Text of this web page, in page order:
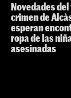
Novedades
crimen de
esperan
ropa de las
asesinadas